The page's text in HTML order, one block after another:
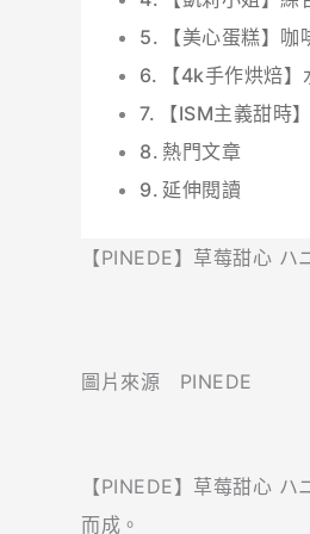
【美心蛋糕】
【4k手作烘焙
【ISM主義甜時
熱門文章
延伸閱讀
【PINEDE】草莓甜心 ハ
圖片來源 PINEDE
【PINEDE】草莓甜心
而成。